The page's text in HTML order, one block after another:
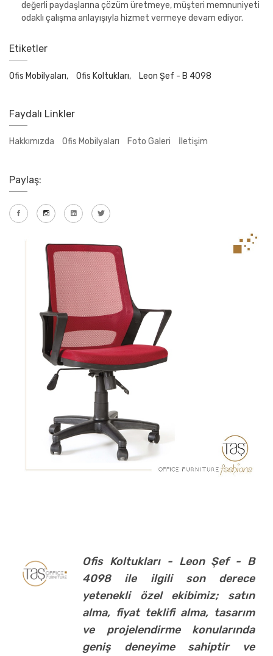
değerli paydaşlarına çözüm üretmeye, müşteri memnuniyeti
odaklı çalışma anlayışıyla hizmet vermeye devam ediyor.
Etiketler
Ofis Mobilyaları, Ofis Koltukları, Leon Şef - B 4098
Faydalı Linkler
Hakkımızda Ofis Mobilyaları Foto Galeri İletişim
Paylaş:
Ofis Koltukları - Leon Şef - B
4098 ile ilgili son derece
yetenekli özel ekibimiz; satın
alma, fiyat teklifi alma, tasarım
ve projelendirme konularında
geniş deneyime sahiptir ve